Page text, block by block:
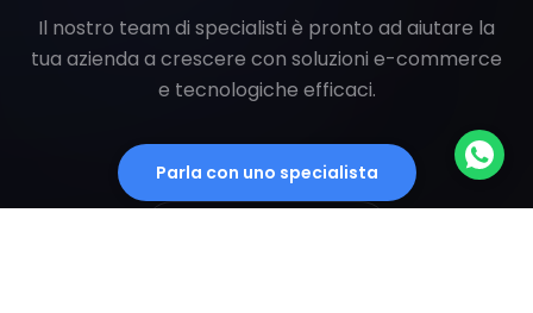
Il nostro team di specialisti è pronto ad aiutare la
tua azienda a crescere con soluzioni e-commerce
e tecnologiche efficaci.
Parla con uno specialista